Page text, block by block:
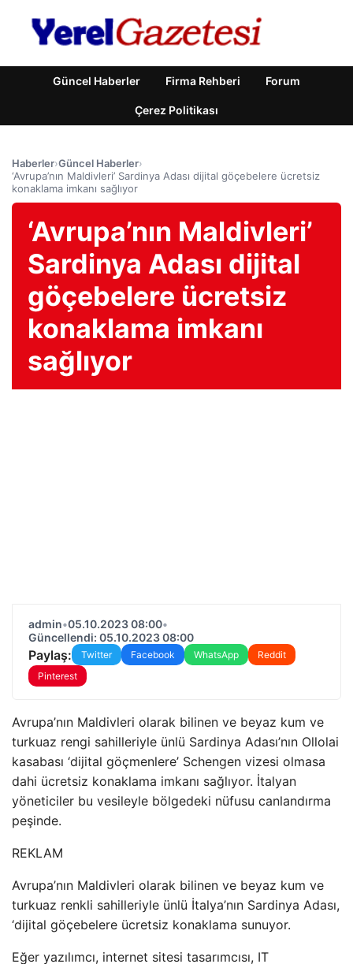
Güncel Haberler Firma Rehberi Forum
Çerez Politikası
Haberler›Güncel Haberler›
‘Avrupa’nın Maldivleri’ Sardinya Adası dijital göçebelere ücretsiz
konaklama imkanı sağlıyor
‘Avrupa’nın Maldivleri’
Sardinya Adası dijital
göçebelere ücretsiz
konaklama imkanı
sağlıyor
admin•05.10.2023 08:00•
Güncellendi: 05.10.2023 08:00
Paylaş: Twitter Facebook WhatsApp
Reddit
Pinterest
Avrupa’nın Maldivleri olarak bilinen ve beyaz kum ve
turkuaz rengi sahilleriyle ünlü Sardinya Adası’nın Ollolai
kasabası ‘dijital göçmenlere’ Schengen vizesi olmasa
dahi ücretsiz konaklama imkanı sağlıyor. İtalyan
yöneticiler bu vesileyle bölgedeki nüfusu canlandırma
peşinde.
REKLAM
Avrupa’nın Maldivleri olarak bilinen ve beyaz kum ve
turkuaz renkli sahilleriyle ünlü İtalya’nın Sardinya Adası,
‘dijital göçebelere ücretsiz konaklama sunuyor.
Eğer yazılımcı, internet sitesi tasarımcısı, IT